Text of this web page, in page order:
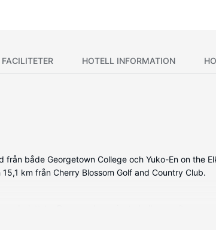
HOTELL INFORMATION
både Georgetown College och Yuko-En on the
km från Cherry Blossom Golf and Country Club.
och hårtorkar.